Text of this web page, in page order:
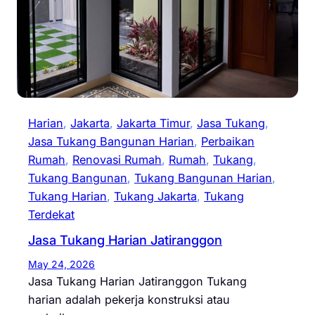
Harian, Jakarta, Jakarta Timur, Jasa Tukang
Jasa Tukang Bangunan Harian, Perbaikan
Rumah, Renovasi Rumah, Rumah, Tukang
Tukang Bangunan, Tukang Bangunan Harian
Tukang Harian, Tukang Jakarta, Tukang
Terdekat
Jasa Tukang Harian Jatiranggon
May 24, 2026
Jasa Tukang Harian Jatiranggon Tukang
harian adalah pekerja konstruksi atau